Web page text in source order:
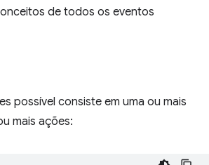
de todos os eventos
possível consiste em uma ou mais
mais ações: